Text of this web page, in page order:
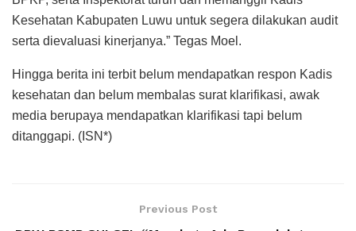
Kesehatan Kabupaten Luwu untuk segera dilakukan audit
serta dievaluasi kinerjanya.” Tegas Moel.
Hingga berita ini terbit belum mendapatkan respon Kadis
kesehatan dan belum membalas surat klarifikasi, awak
media berupaya mendapatkan klarifikasi tapi belum
ditanggapi. (ISN*)
Previous Post